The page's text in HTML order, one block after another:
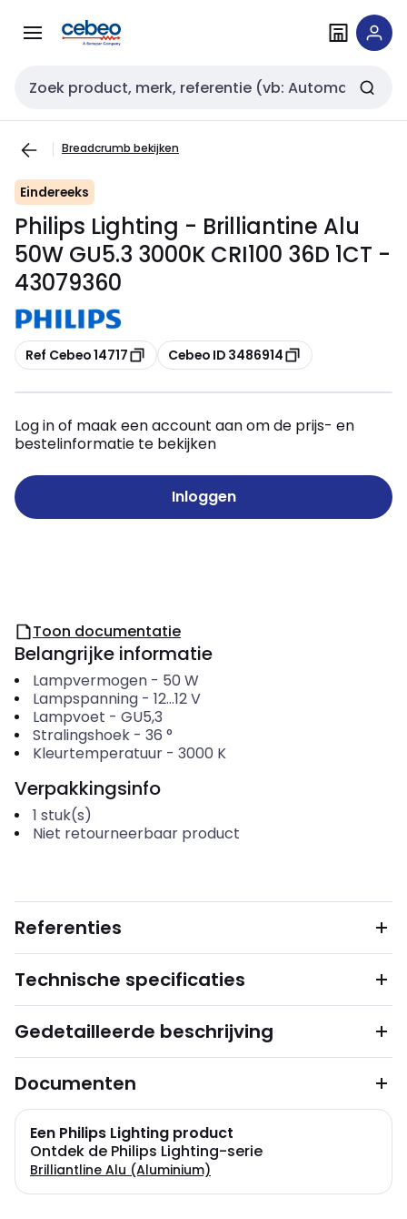
naar
naar
Zoekveld invoer
Breadcrumb bekijken
Eindereeks
Philips Lighting - Brilliantine Alu
50W GU5.3 3000K CRI100 36D 1CT -
43079360
Kopiëren
Ref Cebeo 14717 Kopiëren
Cebeo ID 3486914
Log in of maak een account aan om de prijs- en
bestelinformatie te bekijken
Inloggen
Toon documentatie
Belangrijke informatie
Lampvermogen- 50 W
Lampspanning- 12...12V
Lampvoet - GU5,3
Stralingshoek- 36 °
Kleurtemperatuur- 3000 K
Verpakkingsinfo
1 stuk(s)
Niet retourneerbaar product
Referenties
Technische specificaties
Gedetailleerde beschrijving
Documenten
Een Philips Lighting product
Ontdek de Philips Lighting-serie
Brilliantline Alu (Aluminium)